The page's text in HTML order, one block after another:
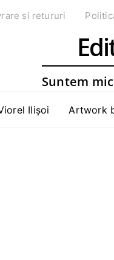
si retururi
Suntem
Ilișoi Artwork